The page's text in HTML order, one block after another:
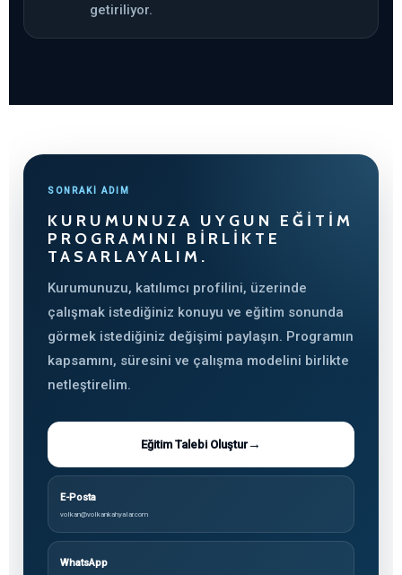
getiriliyor.
SONRAKİ ADIM
KURUMUNUZA UYGUN EĞITIM
PROGRAMINI BIRLIKTE
TASARLAYALIM.
Kurumunuzu, katılımcı profilini, üzerinde
çalışmak istediğiniz konuyu ve eğitim sonunda
görmek istediğiniz değişimi paylaşın. Programın
kapsamını, süresini ve çalışma modelini birlikte
netleştirelim.
Eğitim Talebi Oluştur→
E-Posta
volkan@volkankahyalar.com
WhatsApp